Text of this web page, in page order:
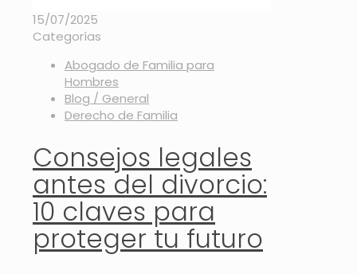
15/07/2025
Categorías
Abogado de Familia para
Hombres
Blog / General
Derecho de Familia
Consejos legales
antes del divorcio:
10 claves para
proteger tu futuro